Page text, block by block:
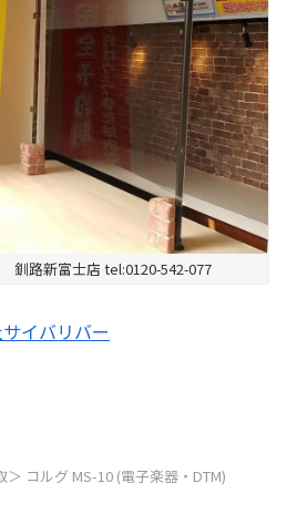
釧路新富士店 tel:0120-542-077
イバリバー
＞ コルグ MS-10 (電子楽器・DTM)